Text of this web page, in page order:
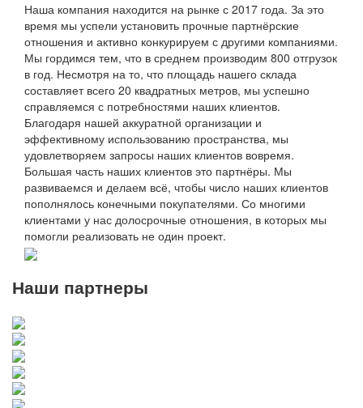
Наша компания находится на рынке с 2017 года. За это
время мы успели установить прочные партнёрские
отношения и активно конкурируем с другими компаниями.
Мы гордимся тем, что в среднем производим 800 отгрузок
в год. Несмотря на то, что площадь нашего склада
составляет всего 20 квадратных метров, мы успешно
справляемся с потребностями наших клиентов.
Благодаря нашей аккуратной организации и
эффективному использованию пространства, мы
удовлетворяем запросы наших клиентов вовремя.
Большая часть наших клиентов это партнёры. Мы
развиваемся и делаем всё, чтобы число наших клиентов
пополнялось конечными покупателями. Со многими
клиентами у нас долосрочные отношения, в которых мы
помогли реализовать не один проект.
Наши партнеры